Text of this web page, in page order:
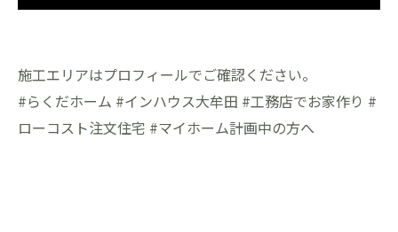
施工エリアはプロフィールでご確認ください。
#らくだホーム #インハウス大牟田 #工務店でお家作り #
ローコスト注文住宅 #マイホーム計画中の方へ